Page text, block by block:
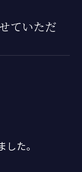
ていただ
た。